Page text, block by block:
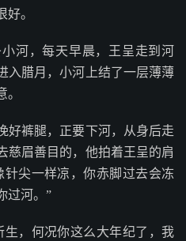
。
河，每天早晨，王呈走到河
入腊月，小河上结了一层薄薄
好裤腿，正要下河，从身后走
慈眉善目的，他拍着王呈的肩
尖一样凉，你赤脚过去会冻
过河。”
生，何况你这么大年纪了，我